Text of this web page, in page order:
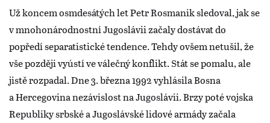
Už koncem osmdesátých let Petr Rosmanik sledoval, jak se
v mnohonárodnostní Jugoslávii začaly dostávat do
popředí separatistické tendence. Tehdy ovšem netušil, že
vše později vyústí ve válečný konflikt. Stát se pomalu, ale
jistě rozpadal. Dne 3. března 1992 vyhlásila Bosna
a Hercegovina nezávislost na Jugoslávii. Brzy poté vojska
Republiky srbské a Jugoslávské lidové armády začala